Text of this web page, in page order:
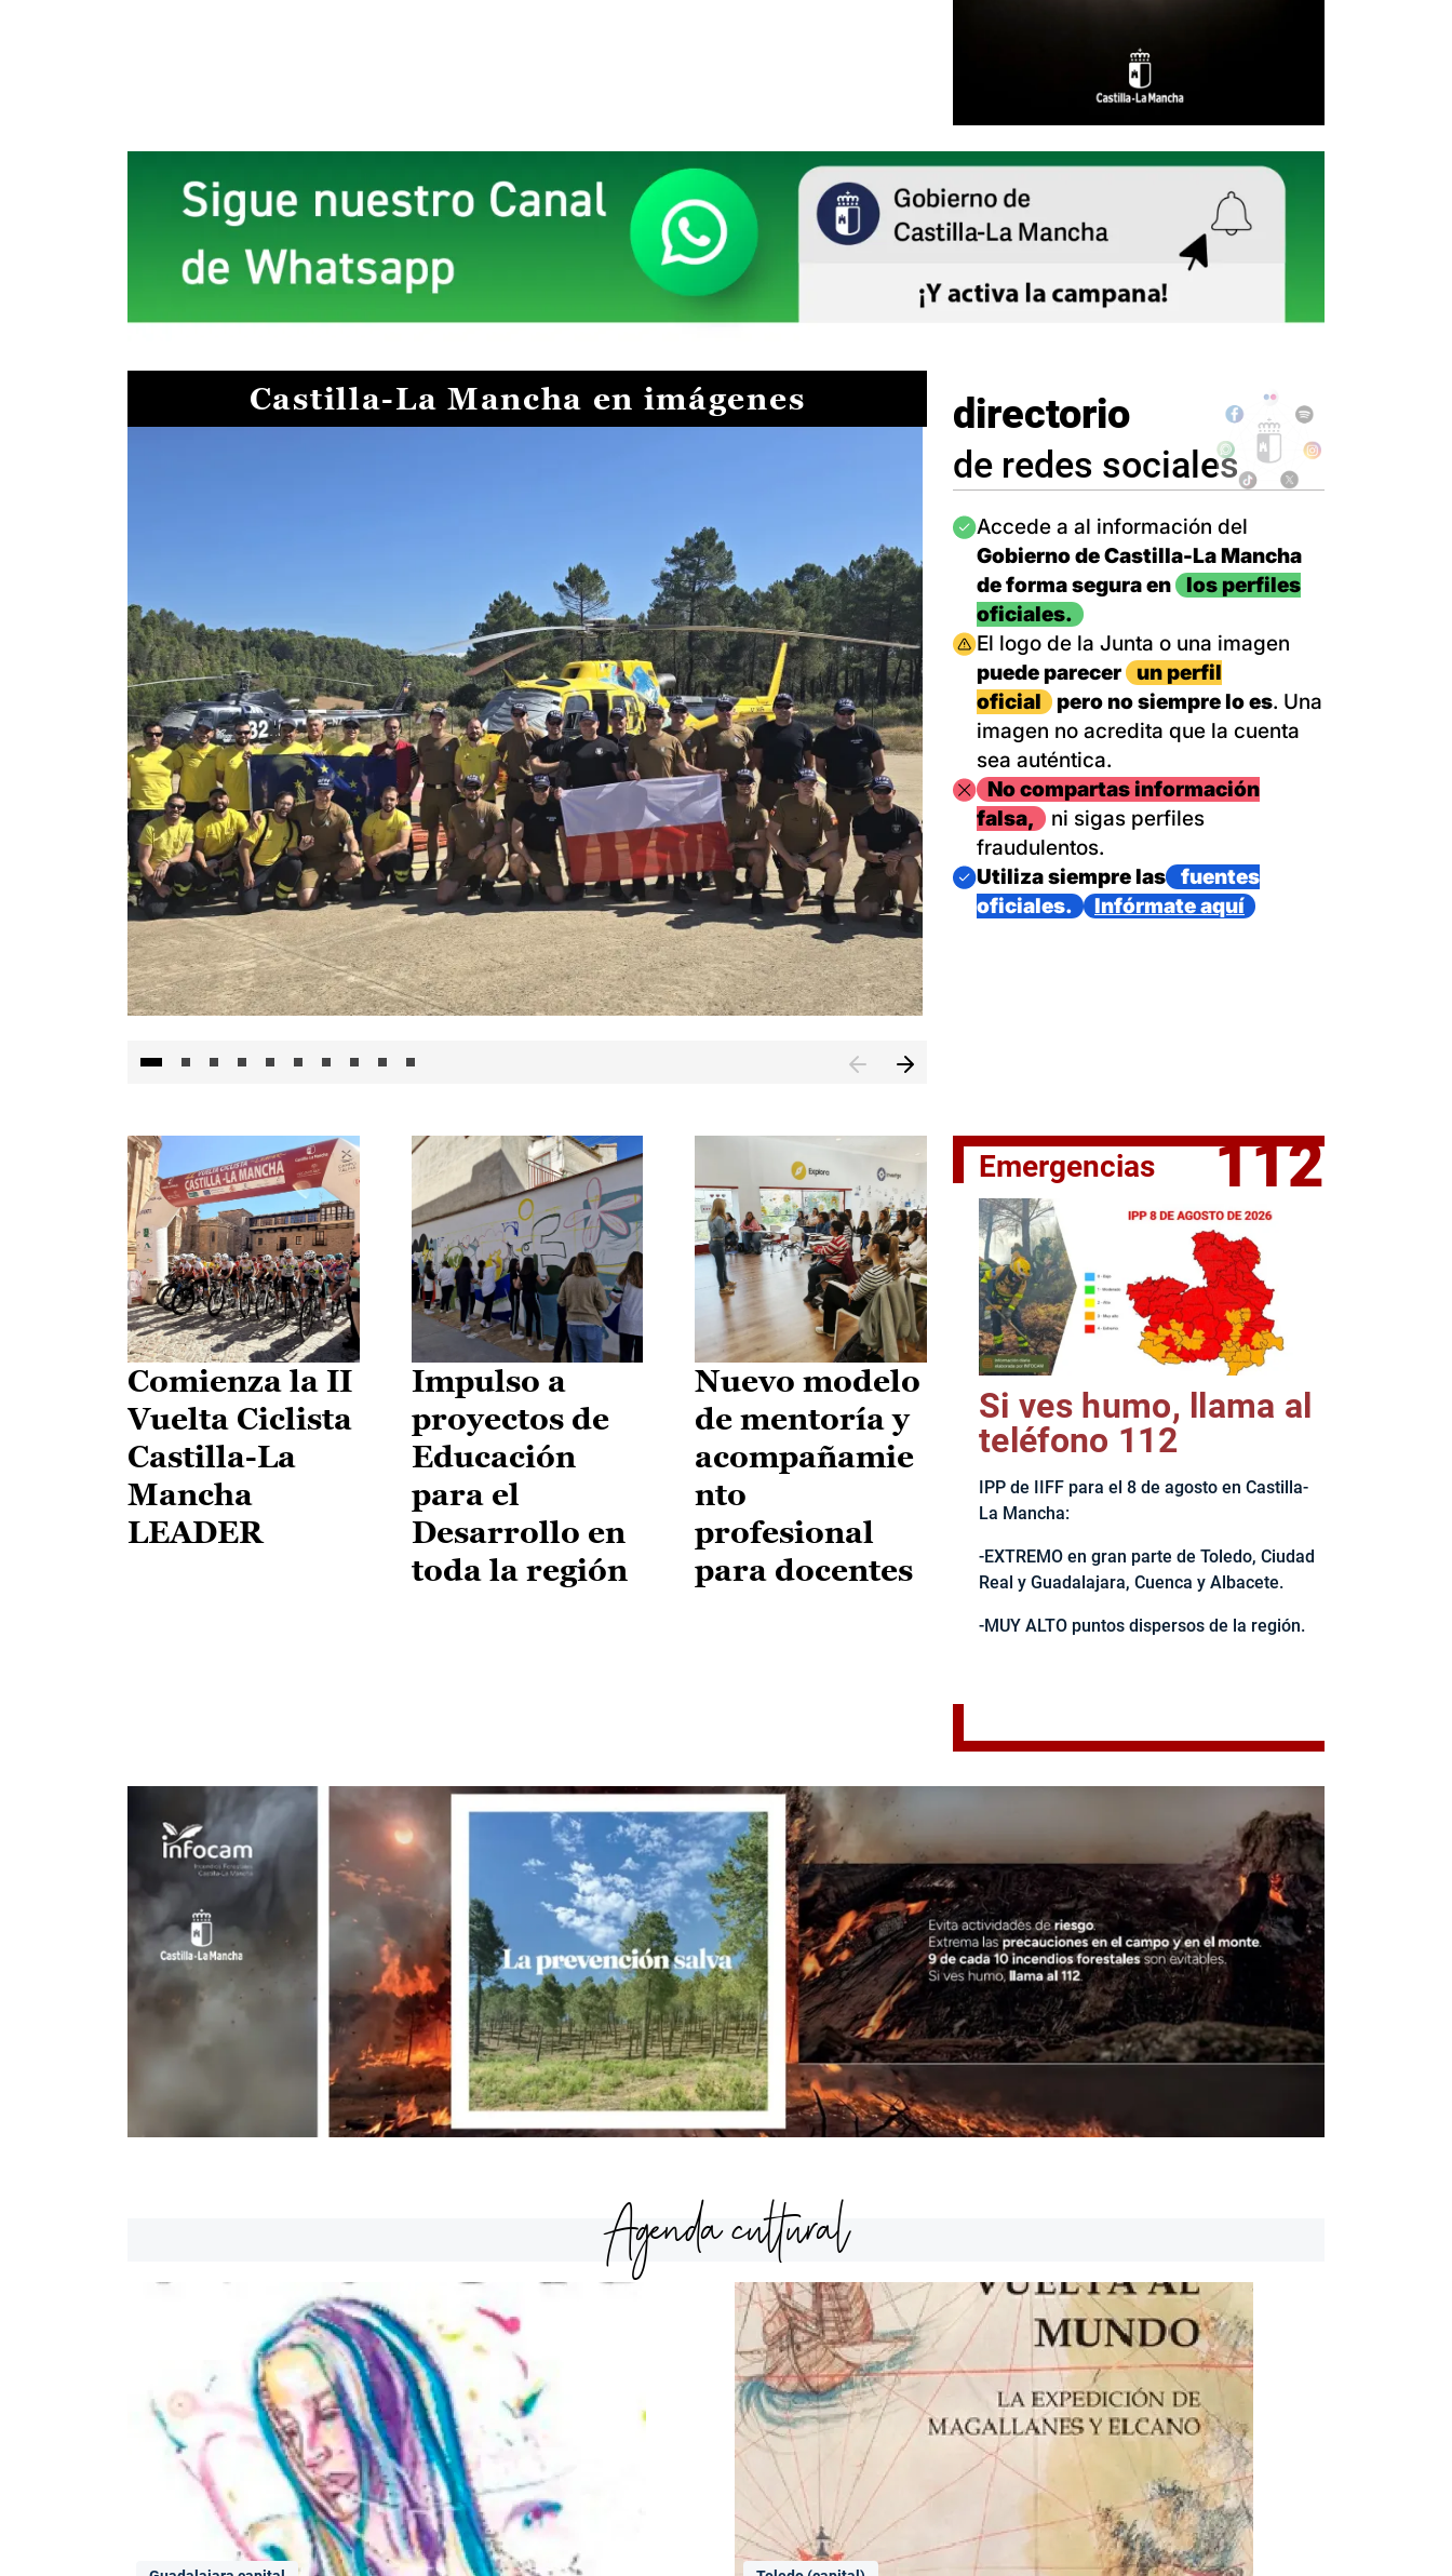
Castilla-La Mancha en imágenes
II Vuelta Ciclista CLM LEADER
directorio
de redes sociales
Imagen
Accede a al información del
Gobierno de Castilla-La Mancha
de forma segura en
los perfiles
oficiales.
Imagen
El logo de la Junta o una imagen
puede parecer
un perfil
oficial
pero no siempre lo es. Una
imagen no acredita que la cuenta
sea auténtica.
ImagenNo compartas información
falsa,
ni sigas perfiles
fraudulentos.
Imagen
Utiliza siempre las
fuentes
oficiales.
Infórmate aquí
Comienza la II
Vuelta Ciclista
Castilla-La
Mancha
LEADER
Impulso a
proyectos de
Educación
para el
Desarrollo en
toda la región
Nuevo modelo
de mentoría y
acompañamie
nto
profesional
para docentes
Emergencias 112
Si ves humo, llama al
teléfono 112
IPP de IIFF para el 8 de agosto en Castilla-
La Mancha:
-EXTREMO en gran parte de Toledo, Ciudad
Real y Guadalajara, Cuenca y Albacete.
-MUY ALTO puntos dispersos de la región.
Agenda cultural